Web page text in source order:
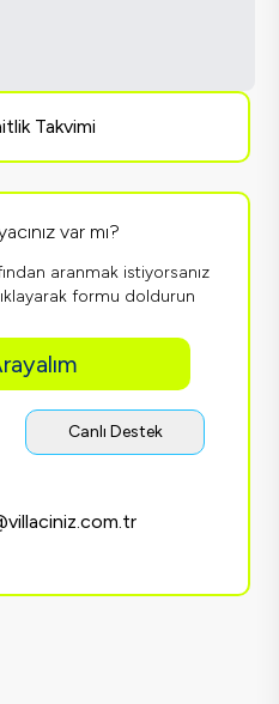
Takvimi
var mı?
aranmak istiyorsanız
formu doldurun
Canlı Destek